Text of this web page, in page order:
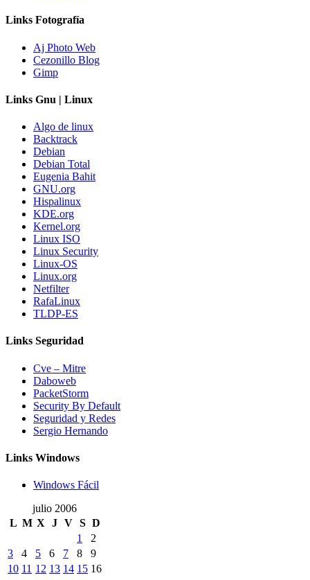
Links Fotografía
Aj Photo Web
Cezonillo Blog
Gimp
Links Gnu | Linux
Algo de linux
Backtrack
Debian
Debian Total
Eugenia Bahit
GNU.org
Hispalinux
KDE.org
Kernel.org
Linux ISO
Linux Security
Linux-OS
Linux.org
Netfilter
RafaLinux
TLDP-ES
Links Seguridad
Cve – Mitre
Daboweb
PacketStorm
Security By Default
Seguridad y Redes
Sergio Hernando
Links Windows
Windows Fácil
julio 2006
L M X J V S D
1
2
3
4 5 6 7 8
9
10 11 12 13 14 15 16